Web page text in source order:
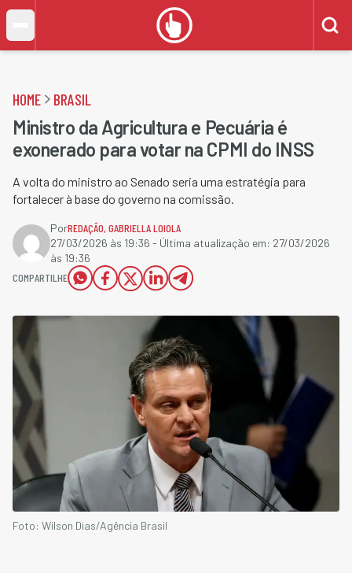
HOME BRASIL
Ministro da Agricultura e Pecuária é
exonerado para votar na CPMI do INSS
A volta do ministro ao Senado seria uma estratégia para
fortalecer à base do governo na comissão.
PorREDAÇÃO, GABRIELLA LOIOLA
27/03/2026 às 19:36 - Última atualização em: 27/03/2026
às 19:36
COMPARTILHE
Foto: Wilson Dias/Agência Brasil